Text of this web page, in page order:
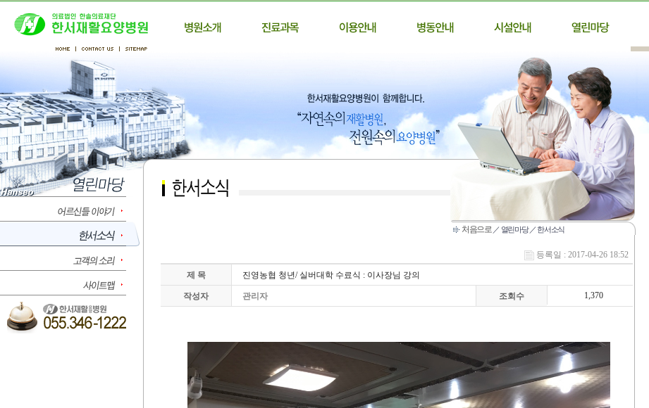
처음으로 ／ 열린마당 ／ 한서소식
등록일 : 2017-04-26 18:52
제 목 진영농협 청년/ 실버대학 수료식 : 이사장님 강의
작성자 관리자 1,370
조회수